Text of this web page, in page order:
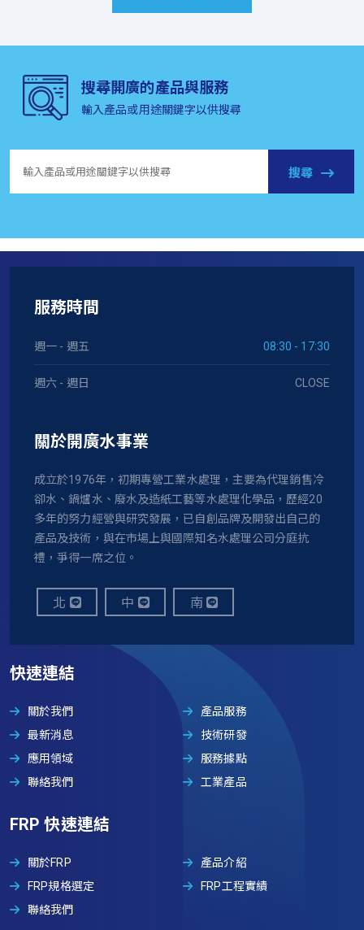
搜尋開廣的產品與服務
輸入產品或用途關鍵字以供搜尋
搜尋
服務時間
週一 - 週五 08:30 - 17:30
週六 - 週日 CLOSE
關於開廣水事業
成立於1976年，初期專營工業水處理，主要為代理銷售冷
卻水、鍋爐水、廢水及造紙工藝等水處理化學品，歷經20
多年的努力經營與研究發展，已自創品牌及開發出自己的
產品及技術，與在市場上與國際知名水處理公司分庭抗
禮，爭得一席之位。
北 中 南
快速連結
關於我們
產品服務
最新消息
技術研發
應用領域
服務據點
聯絡我們
工業產品
FRP 快速連結
關於FRP
產品介紹
FRP規格選定
FRP工程實績
聯絡我們